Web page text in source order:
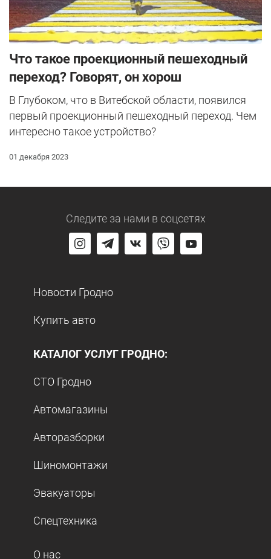
Что такое проекционный пешеходный
переход? Говорят, он хорош
В Глубоком, что в Витебской области, появился
первый проекционный пешеходный переход. Чем
интересно такое устройство?
01 декабря 2023
Следите за нами в соцсетях
Новости Гродно
Купить авто
КАТАЛОГ УСЛУГ ГРОДНО:
СТО Гродно
Автомагазины
Авторазборки
Шиномонтажи
Эвакуаторы
Спецтехника
О нас